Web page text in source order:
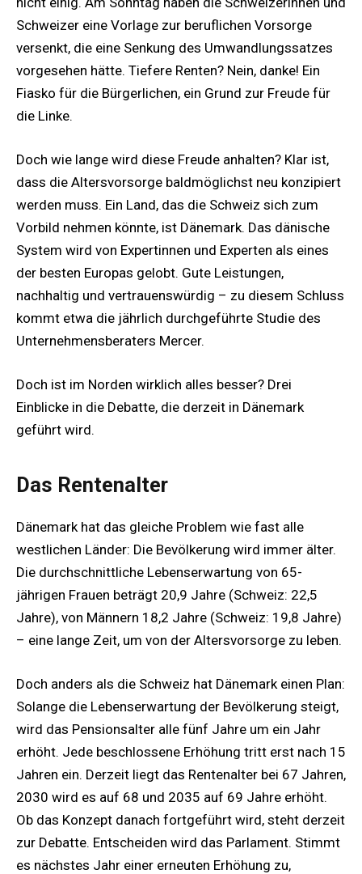
Schweizer eine Vorlage zur beruflichen Vorsorge
versenkt, die eine Senkung des Umwandlungssatzes
vorgesehen hätte. Tiefere Renten? Nein, danke! Ein
Fiasko für die Bürgerlichen, ein Grund zur Freude für
die Linke.
Doch wie lange wird diese Freude anhalten? Klar ist,
dass die Altersvorsorge baldmöglichst neu konzipiert
werden muss. Ein Land, das die Schweiz sich zum
Vorbild nehmen könnte, ist Dänemark. Das dänische
System wird von Expertinnen und Experten als eines
der besten Europas gelobt. Gute Leistungen,
nachhaltig und vertrauenswürdig – zu diesem Schluss
kommt etwa die jährlich durchgeführte Studie des
Unternehmensberaters Mercer.
Doch ist im Norden wirklich alles besser? Drei
Einblicke in die Debatte, die derzeit in Dänemark
geführt wird.
Das Rentenalter
Dänemark hat das gleiche Problem wie fast alle
westlichen Länder: Die Bevölkerung wird immer älter.
Die durchschnittliche Lebenserwartung von 65-
jährigen Frauen beträgt 20,9 Jahre (Schweiz: 22,5
Jahre), von Männern 18,2 Jahre (Schweiz: 19,8 Jahre)
– eine lange Zeit, um von der Altersvorsorge zu leben.
Doch anders als die Schweiz hat Dänemark einen Plan:
Solange die Lebenserwartung der Bevölkerung steigt,
wird das Pensionsalter alle fünf Jahre um ein Jahr
erhöht. Jede beschlossene Erhöhung tritt erst nach 15
Jahren ein. Derzeit liegt das Rentenalter bei 67 Jahren,
2030 wird es auf 68 und 2035 auf 69 Jahre erhöht.
Ob das Konzept danach fortgeführt wird, steht derzeit
zur Debatte. Entscheiden wird das Parlament. Stimmt
es nächstes Jahr einer erneuten Erhöhung zu,